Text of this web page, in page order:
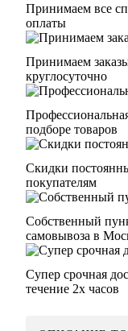
Принимаем все
оплаты
Принимаем
круглосуточно
подборе товаров
Скидки
покупателям
Собственный
самовывоза в
Супер срочная
течение 2х часов